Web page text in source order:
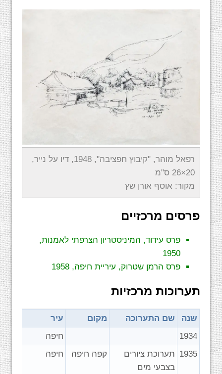
רפאל מוהר, "קיבוץ חפציבה", 1948, דיו על נייר,
20×26 ס"מ
מקור: אוסף אורן שץ
פרסים מרכזיים
פרס עידוד, המיניסטריון הצרפתי לאמנות,
1950
פרס הרמן שטרוק, עיריית חיפה, 1958
תערוכות מרכזיות
שנה שם התערוכה מקום
עיר
1934
חיפה
1935 תערוכת ציורים
בצבעי מים
קפה חיפה חיפה